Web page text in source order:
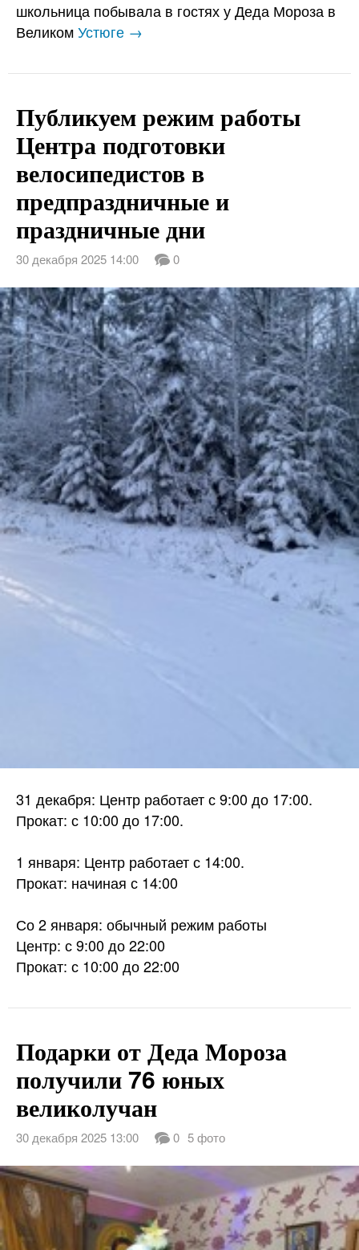
школьница побывала в гостях у Деда Мороза в
ВеликомУстюге →
Публикуем режим работы
Центра подготовки
велосипедистов в
предпраздничные и
праздничные дни
30 декабря 2025 14:00 0
31 декабря: Центр работает с 9:00 до 17:00.
Прокат: с 10:00 до 17:00.
1 января: Центр работает с 14:00.
Прокат: начиная с 14:00
Со 2 января: обычный режим работы
Центр: с 9:00 до 22:00
Прокат: с 10:00 до 22:00
Подарки от Деда Мороза
получили 76 юных
великолучан
30 декабря 2025 13:00 0 5 фото